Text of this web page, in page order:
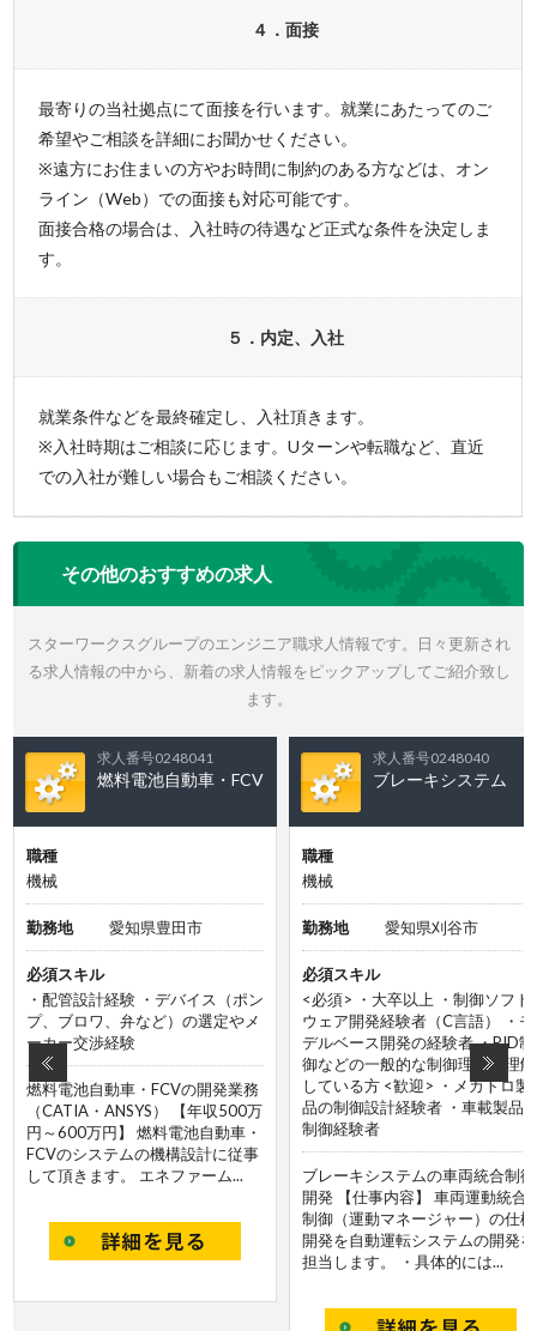
４．面接
最寄りの当社拠点にて面接を行います。就業にあたってのご
希望やご相談を詳細にお聞かせください。
※遠方にお住まいの方やお時間に制約のある方などは、オン
ライン（Web）での面接も対応可能です。
面接合格の場合は、入社時の待遇など正式な条件を決定しま
す。
５．内定、入社
就業条件などを最終確定し、入社頂きます。
※入社時期はご相談に応じます。Uターンや転職など、直近
での入社が難しい場合もご相談ください。
その他のおすすめの求人
スターワークスグループのエンジニア職求人情報です。日々更新され
る求人情報の中から、新着の求人情報をピックアップしてご紹介致し
ます。
求人番号0248041
燃料電池自動車・FCV
職種
機械
勤務地 愛知県豊田市
必須スキル
・配管設計経験 ・デバイス（ポン
プ、ブロワ、弁など）の選定やメ
ーカー交渉経験
燃料電池自動車・FCVの開発業務
（CATIA・ANSYS） 【年収500万
円～600万円】 燃料電池自動車・
FCVのシステムの機構設計に従事
して頂きます。 エネファーム...
求人番号0248040
ブレーキシステム
職種
機械
勤務地 愛知県刈谷市
必須スキル
<必須> ・大卒以上 ・制御ソフト
ウェア開発経験者（C言語） ・モ
デルベース開発の経験者 ・PID制
御などの一般的な制御理論を理解
している方 <歓迎> ・メカトロ製
品の制御設計経験者 ・車載製品
制御経験者
ブレーキシステムの車両統合制御
開発 【仕事内容】 車両運動統合
制御（運動マネージャー）の仕様
開発を自動運転システムの開発を
担当します。 ・具体的には...